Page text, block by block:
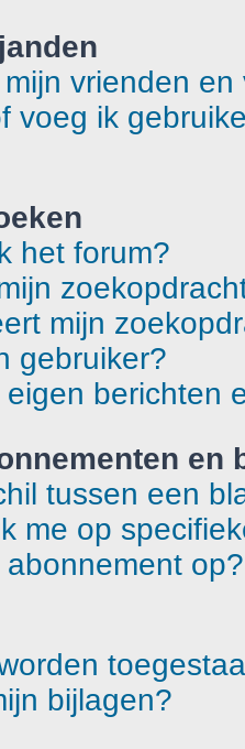
vrienden en
voeg ik
het forum?
mijn
gebruiker?
berichten
en
tussen een
me op
op?
bijlagen?